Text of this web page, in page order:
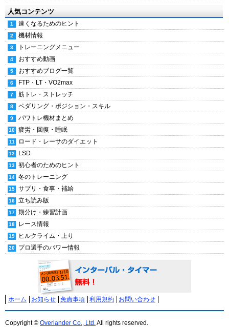
人気コンテンツ
速くなるためのヒント
機材情報
トレーニングメニュー
おすすめ動画
おすすめブログ一覧
FTP・LT・VO2max
筋トレ・ストレッチ
ペダリング・ポジション・スキル
パワトレ機材まとめ
疲労・回復・睡眠
ロード・レーサのダイエット
LSD
初心者のためのヒント
冬のトレーニング
サプリ・食事・補給
立ち読み版
期分け・練習計画
レース情報
ヒルクライム・上り
プロ選手のパワー情報
ホーム お知らせ 免責事項 利用規約 お問い合わせ
Copyright © Overlander Co., Ltd.All rights reserved.